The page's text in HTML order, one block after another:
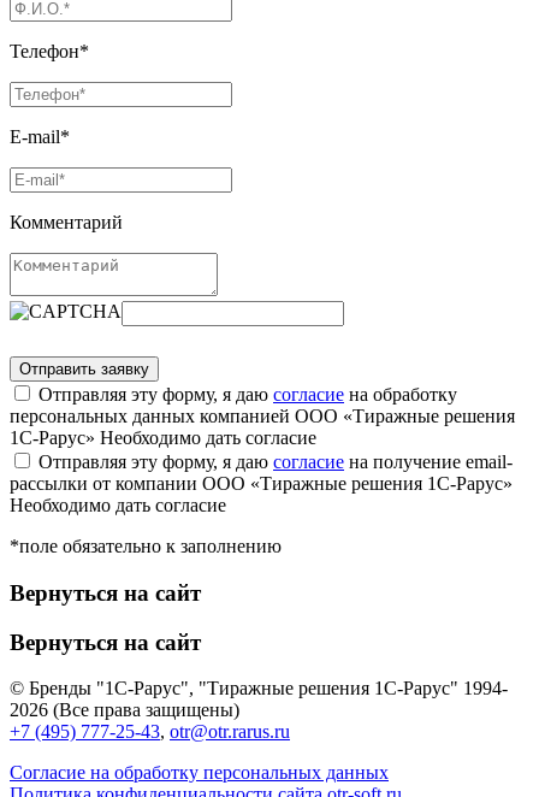
Телефон*
E-mail*
Комментарий
Отправляя эту форму, я даю согласие на обработку
персональных данных компанией ООО «Тиражные решения
1С-Рарус» Необходимо дать согласие
Отправляя эту форму, я даю согласие на получение email-
рассылки от компании ООО «Тиражные решения 1С-Рарус»
Необходимо дать согласие
*поле обязательно к заполнению
Вернуться на сайт
Вернуться на сайт
© Бренды "1С-Рарус", "Тиражные решения 1С-Рарус" 1994-
2026 (Все права защищены)
+7 (495) 777-25-43, otr@otr.rarus.ru
Согласие на обработку персональных данных